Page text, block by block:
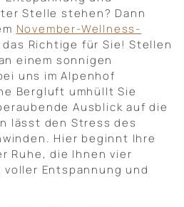
Stelle stehen? Dann
November-Wellness-
das Richtige für Sie! Stellen
einem sonnigen
uns im Alpenhof
Bergluft umhüllt Sie
Ausblick auf die
lässt den Stress des
Hier beginnt Ihre
Ruhe, die Ihnen vier
Entspannung und